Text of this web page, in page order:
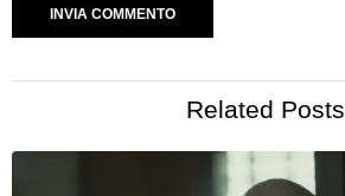
Related Posts